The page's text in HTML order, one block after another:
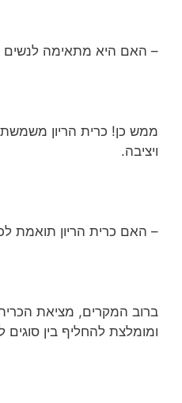
– האם היא מתאימה לנשים
ממש כן! כרית הריון
ויציבה.
– האם כרית הריון תואמת
ברוב המקרים, מציאת
ומומלצת להחליף בין סוגים